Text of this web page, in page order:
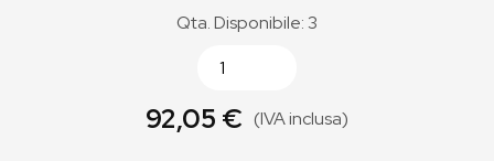
Qta. Disponibile: 3
92,05 € (IVA inclusa)